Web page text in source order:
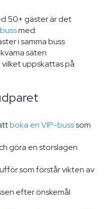
50+ gäster är det
med:
i samma buss
säten
uppskattas på
boka en VIP-busssom
göra en storslagen
som förstår vikten av
efter önskemål